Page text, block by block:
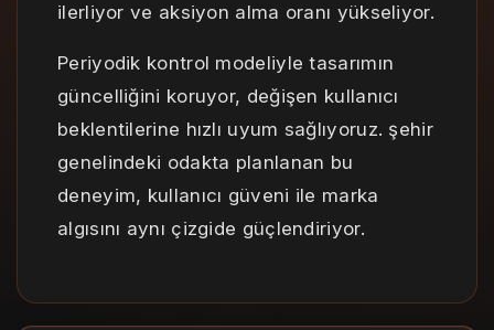
ilerliyor ve aksiyon alma oranı yükseliyor.
Periyodik kontrol modeliyle tasarımın
güncelliğini koruyor, değişen kullanıcı
beklentilerine hızlı uyum sağlıyoruz. şehir
genelindeki odakta planlanan bu
deneyim, kullanıcı güveni ile marka
algısını aynı çizgide güçlendiriyor.